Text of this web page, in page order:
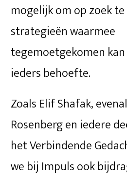
mogelijk om op zoek
strategieën waarmee
tegemoetgekomen
ieders behoefte.
Zoals Elif Shafak,
Rosenberg en iedere
het Verbindende
we bij Impuls ook